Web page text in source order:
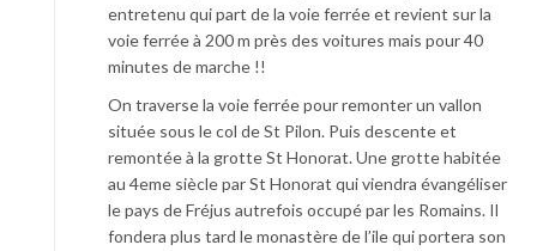
entretenu qui part de la voie ferrée et revient sur la
voie ferrée à 200 m près des voitures mais pour 40
minutes de marche !!
On traverse la voie ferrée pour remonter un vallon
située sous le col de St Pilon. Puis descente et
remontée à la grotte St Honorat. Une grotte habitée
au 4eme siècle par St Honorat qui viendra évangéliser
le pays de Fréjus autrefois occupé par les Romains. Il
fondera plus tard le monastère de l’ile qui portera son